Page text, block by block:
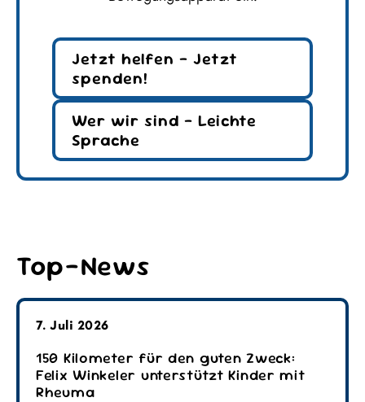
Jetzt helfen – Jetzt
spenden!
Wer wir sind – Leichte
Sprache
Top-News
7. Juli 2026
150 Kilometer für den guten Zweck:
Felix Winkeler unterstützt Kinder mit
Rheuma